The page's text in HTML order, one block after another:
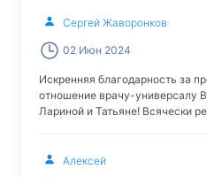
Сергей Жаворонков
02 Июн 2024
Искренняя благодарность за
отношение врачу-универсалу
Лариной и Татьяне! Всячески
Алексей